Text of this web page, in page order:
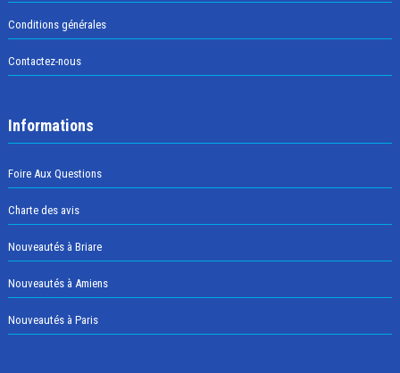
Conditions générales
Contactez-nous
Informations
Foire Aux Questions
Charte des avis
Nouveautés à Briare
Nouveautés à Amiens
Nouveautés à Paris